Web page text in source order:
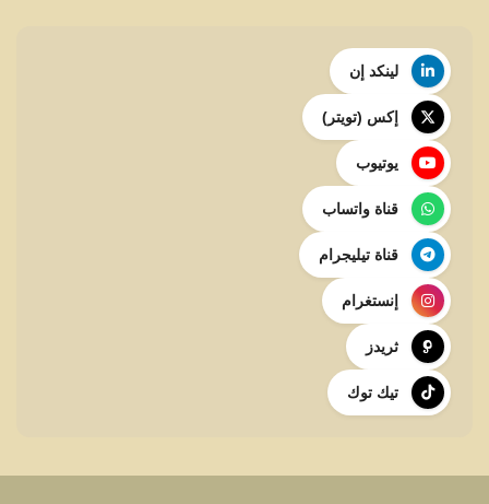
لينكد إن
إكس (تويتر)
يوتيوب
قناة واتساب
قناة تيليجرام
إنستغرام
ثريدز
تيك توك